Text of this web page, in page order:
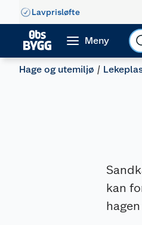
Lavprisløfte
Meny
Hage og utemiljø
kan